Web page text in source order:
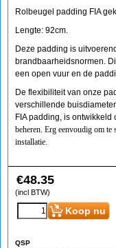
Rolbeugel padding FIA
Lengte: 92cm.
Deze padding is
brandbaarheidsnormen.
een open vuur en de
De flexibiliteit van onze
verschillende
FIA padding, is
beheren. Erg eenvoudig om te
installatie.
€48.35
(incl BTW)
Koop nu
QSP